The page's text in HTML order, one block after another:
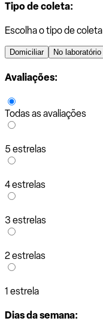
Tipo de coleta:
Escolha o tipo de coleta
Domiciliar No laboratório
Avaliações:
Todas as avaliações
5 estrelas
4 estrelas
3 estrelas
2 estrelas
1 estrela
Dias da semana: